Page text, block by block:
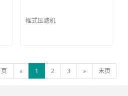
框式压滤机
« 1 2 3 » 末页